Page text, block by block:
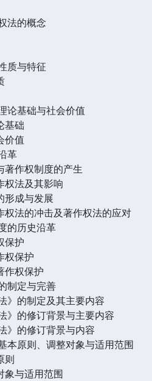
法的概念
质与特征
论基础与社会价值
基础
价值
革
著作权制度的产生
权法及其影响
形成与发展
权法的冲击及著作权法的应对
的历史沿革
保护
权保护
作权保护
制定与完善
》的制定及其主要内容
》的修订背景与主要内容
》的修订背景与内容
本原则、调整对象与适用范围
则
象与适用范围